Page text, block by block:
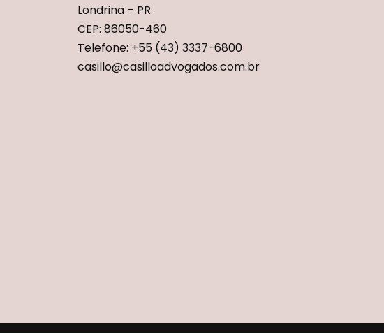
Londrina – PR
CEP: 86050-460
Telefone: +55 (43) 3337-6800
casillo@casilloadvogados.com.br